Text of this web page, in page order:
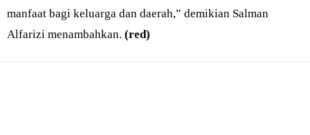
manfaat bagi keluarga dan daerah,” demikian Salman
Alfarizi menambahkan. (red)